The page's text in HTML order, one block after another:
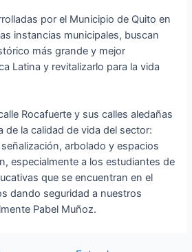
por el Municipio de Quito en
instancias municipales, buscan
más grande y mejor
Latina y revitalizarlo para la vida
Rocafuerte y sus calles aledañas
de la calidad de vida del sector:
arbolado y espacios
especialmente a los estudiantes de
que se encuentran en el
dando seguridad a nuestros
Pabel Muñoz.